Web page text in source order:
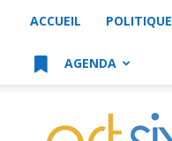
ACCUEIL POLITIQUE
AGENDA
artsixMic